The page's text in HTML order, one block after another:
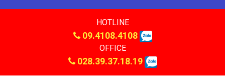
HOTLINE
09.4108.4108
OFFICE
028.39.37.18.19